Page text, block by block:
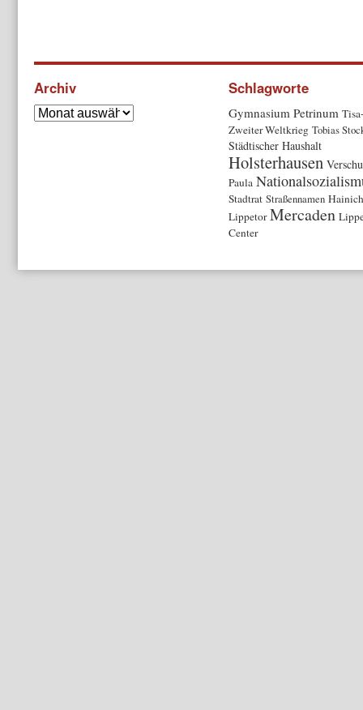
Archiv Schlagworte
Gymnasium Petrinum
Zweiter Weltkrieg Tobias
Städtischer Haushalt
Holsterhausen
Paula
Stadtrat Straßennamen
Lippetor Mercaden
Center